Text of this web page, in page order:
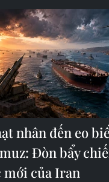
nhân đến eo
Đòn bẩy
mới của Iran